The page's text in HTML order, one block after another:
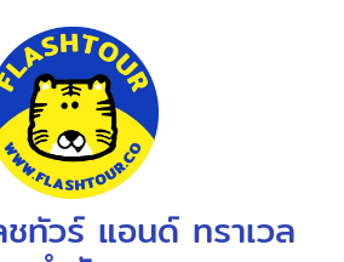
ทัวร์ แอนด์ ทราเวล